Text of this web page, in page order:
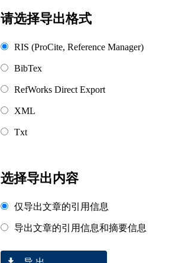
请选择导出格式
RIS (ProCite, Reference Manager)
BibTex
RefWorks Direct Export
XML
Txt
选择导出内容
仅导出文章的引用信息
导出文章的引用信息和摘要信息